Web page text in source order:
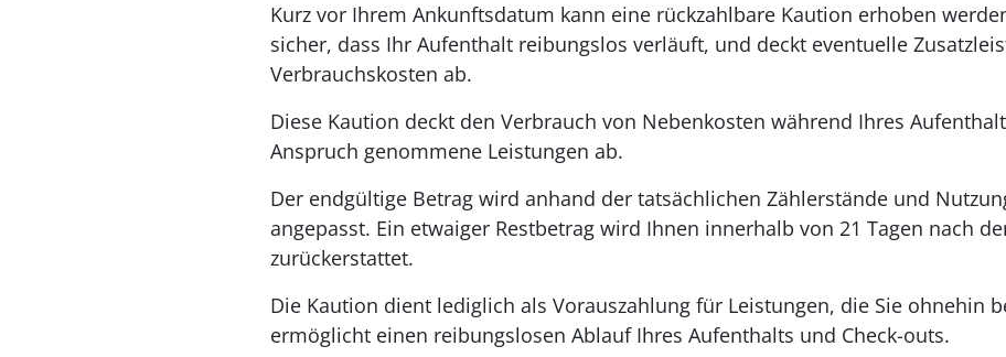
Kurz vor Ihrem Ankunftsdatum kann eine rückzahlbare Kaution erhoben
sicher, dass Ihr Aufenthalt reibungslos verläuft, und deckt eventuelle
Verbrauchskosten ab.
Diese Kaution deckt den Verbrauch von Nebenkosten während Ihres
Anspruch genommene Leistungen ab.
Der endgültige Betrag wird anhand der tatsächlichen Zählerstände und
angepasst. Ein etwaiger Restbetrag wird Ihnen innerhalb von 21 Tagen nach
zurückerstattet.
Die Kaution dient lediglich als Vorauszahlung für Leistungen, die Sie ohnehin
ermöglicht einen reibungslosen Ablauf Ihres Aufenthalts und Check-outs.